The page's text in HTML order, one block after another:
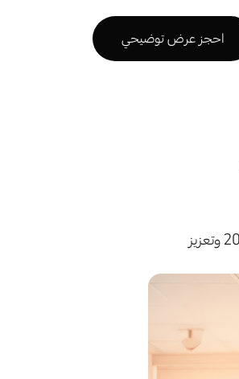
احجز عرض توضيحي
اكتشف كيف تدعم برامج كورسينتى تدريب المؤسسات المالية السعودية في الامتثال والأخلاقيات والابتكار لتحقيق أهداف رؤية 2030 وتعزيز